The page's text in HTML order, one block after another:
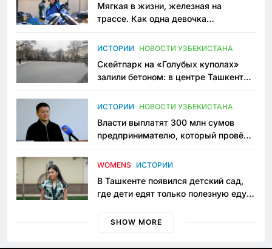
Мягкая в жизни, железная на
трассе. Как одна девочка
Узбекистане
ИСТОРИИ НОВОСТИ УЗБЕКИСТАНА
Скейтпарк на «Голубых куполах»
залили бетоном: в центре Ташкента
пространство
ИСТОРИИ НОВОСТИ УЗБЕКИСТАНА
Власти выплатят 300 млн сумов
предпринимателю, который провёл
приговору
WOMENS ИСТОРИИ
В Ташкенте появился детский сад,
где дети едят только полезную еду.
просить «кашу без сахара»
SHOW MORE